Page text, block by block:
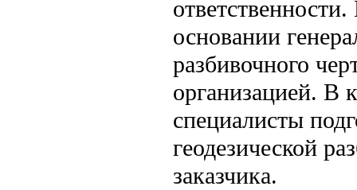
основании
разбивочного
организацией. В
специалисты
геодезической
заказчика.